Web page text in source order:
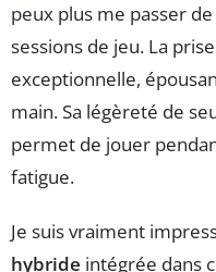
peux plus me passer
sessions de jeu. La
exceptionnelle,
main. Sa légèreté de
permet de jouer
fatigue.
Je suis vraiment
hybride intégrée dans